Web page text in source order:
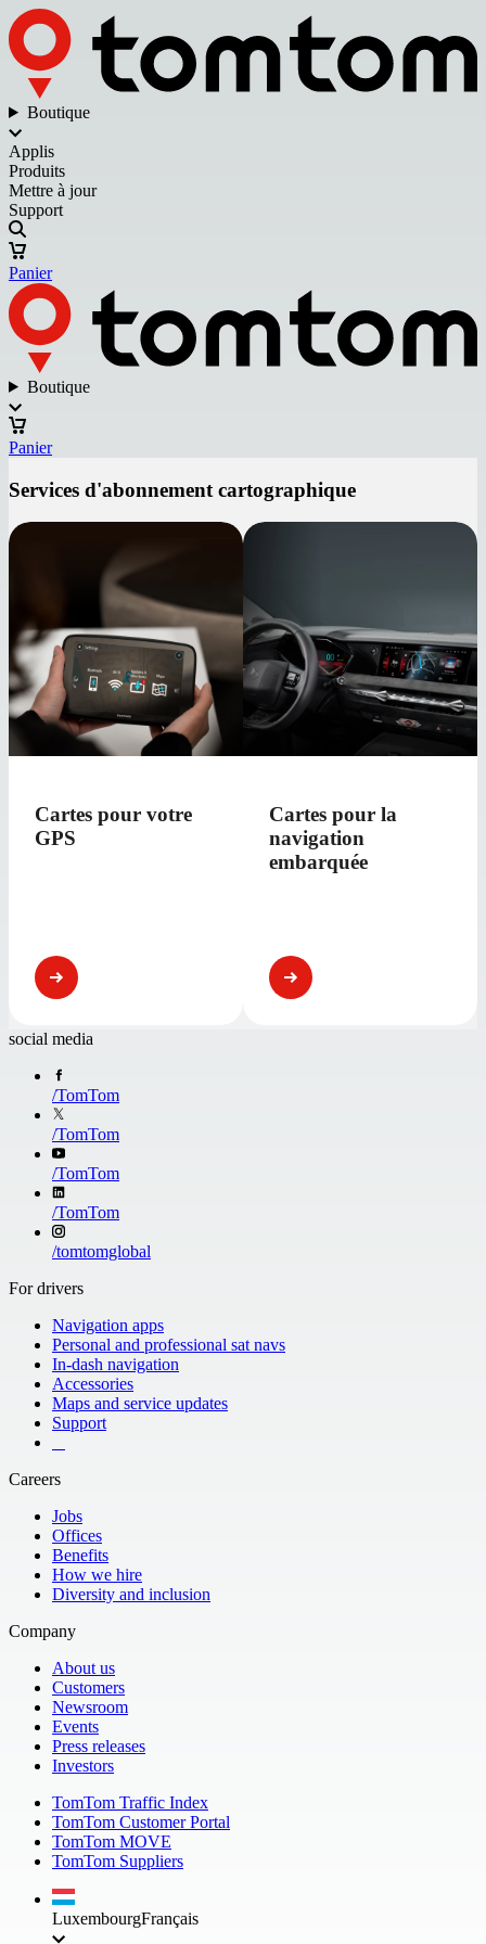
Boutique
Applis
Produits
Mettre à jour
Support
Panier
Boutique
Panier
Services d'abonnement cartographique
Cartes pour votre
GPS
Cartes pour la
navigation
embarquée
social media
/TomTom
/TomTom
/TomTom
/TomTom
/tomtomglobal
For drivers
Navigation apps
Personal and professional sat navs
In-dash navigation
Accessories
Maps and service updates
Support
Careers
Jobs
Offices
Benefits
How we hire
Diversity and inclusion
Company
About us
Customers
Newsroom
Events
Press releases
Investors
TomTom Traffic Index
TomTom Customer Portal
TomTom MOVE
TomTom Suppliers
LuxembourgFrançais